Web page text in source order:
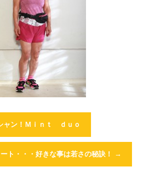
ャン！Ｍｉｎｔ ｄｕｏ
ト・・・好きな事は若さの秘訣！ →